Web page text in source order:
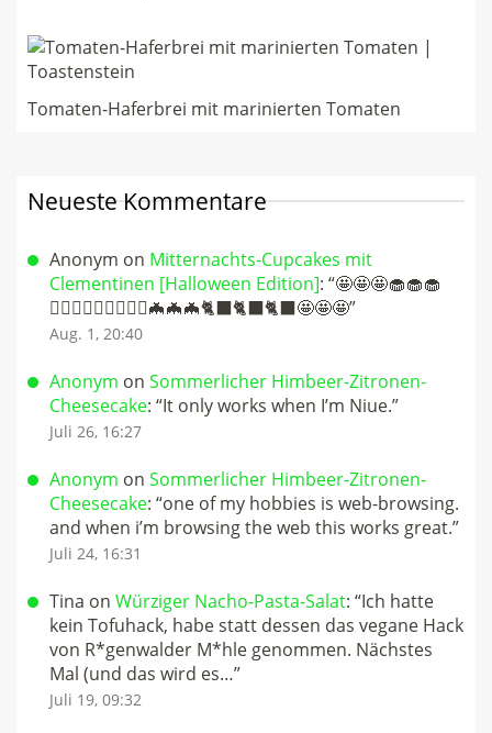
Tomaten-Haferbrei mit marinierten Tomaten
Neueste Kommentare
Anonym on Mitternachts-Cupcakes mit
Clementinen [Halloween Edition]: “🤩🤩🤩🧁🧁🧁
🧛🏻‍♀️🧛🏻‍♀️🧛🏻‍♀️🦇🦇🦇🐈‍⬛🐈‍⬛🐈‍⬛🤩🤩🤩”
Aug. 1, 20:40
Anonym on Sommerlicher Himbeer-Zitronen-
Cheesecake: “It only works when I’m Niue.”
Juli 26, 16:27
Anonym on Sommerlicher Himbeer-Zitronen-
Cheesecake: “one of my hobbies is web-browsing.
and when i’m browsing the web this works great.”
Juli 24, 16:31
Tina on Würziger Nacho-Pasta-Salat: “Ich hatte
kein Tofuhack, habe statt dessen das vegane Hack
von R*genwalder M*hle genommen. Nächstes
Mal (und das wird es…”
Juli 19, 09:32